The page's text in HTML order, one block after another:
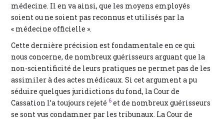
médecine. Il en va ainsi, que les moyens employés
soient ou ne soient pas reconnus et utilisés par la
« médecine officielle ».
Cette dernière précision est fondamentale en ce qui
nous concerne, de nombreux guérisseurs arguant que la
non-scientificité de leurs pratiques ne permet pas de les
assimiler à des actes médicaux. Si cet argument a pu
séduire quelques juridictions du fond, la Cour de
Cassation l’a toujours rejeté 6 et de nombreux guérisseurs
se sont vus condamner par les tribunaux. La Cour de